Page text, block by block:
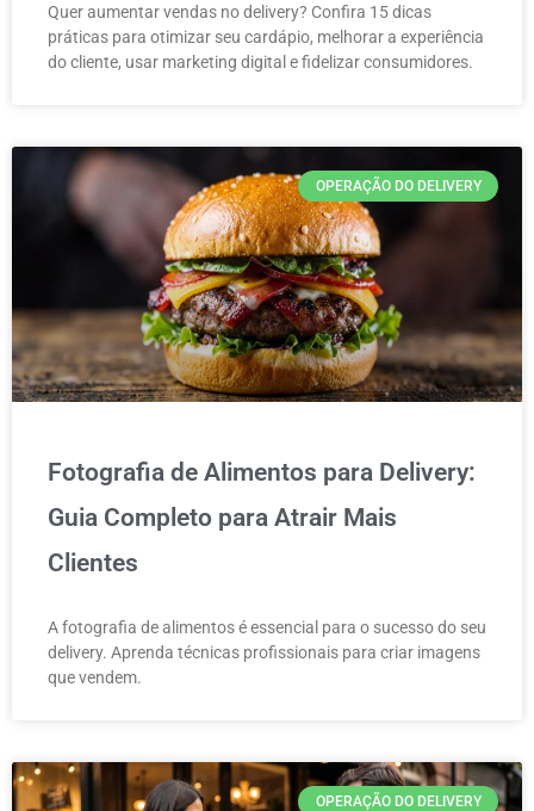
Quer aumentar vendas no delivery? Confira 15 dicas
práticas para otimizar seu cardápio, melhorar a experiência
do cliente, usar marketing digital e fidelizar consumidores.
OPERAÇÃO DO DELIVERY
Fotografia de Alimentos para Delivery:
Guia Completo para Atrair Mais
Clientes
A fotografia de alimentos é essencial para o sucesso do seu
delivery. Aprenda técnicas profissionais para criar imagens
que vendem.
OPERAÇÃO DO DELIVERY